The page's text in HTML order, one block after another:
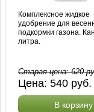
Комплексное жидкое
удобрение для
подкормки газона.
литра.
Старая цена:620
Цена:540 руб.
В корзину